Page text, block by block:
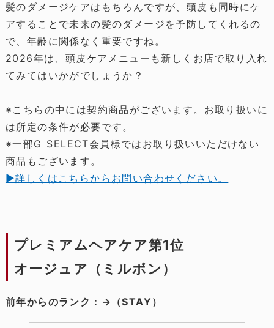
髪のダメージケアはもちろんですが、頭皮も同時にケ
アすることで未来の髪のダメージを予防してくれるの
で、年齢に関係なく重要ですね。
2026年は、頭皮ケアメニューも新しくお店で取り入れ
てみてはいかがでしょうか？
※こちらの中には契約商品がございます。お取り扱いに
は所定の条件が必要です。
※一部G SELECT会員様ではお取り扱いいただけない
商品もございます。
▶詳しくはこちらからお問い合わせください。
プレミアムヘアケア第1位
オージュア（ミルボン）
前年からのランク：→（STAY）